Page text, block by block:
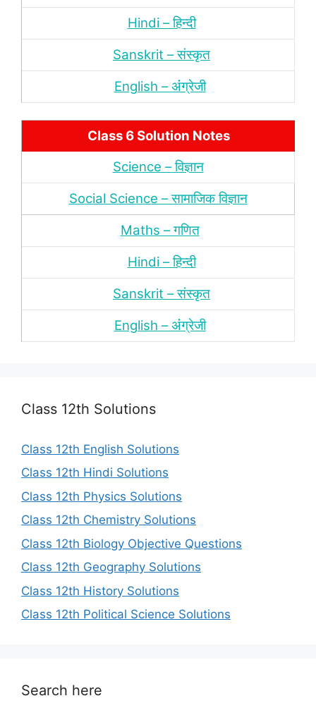
Hindi – हिन्‍दी
Sanskrit – संस्‍कृत
English – अंंग्रेजी
Class 6 Solution Notes
Science – विज्ञान
Social Science – सामाजिक विज्ञान
Maths – गणित
Hindi – हिन्‍दी
Sanskrit – संस्‍कृत
English – अंंग्रेजी
Class 12th Solutions
Class 12th English Solutions
Class 12th Hindi Solutions
Class 12th Physics Solutions
Class 12th Chemistry Solutions
Class 12th Biology Objective Questions
Class 12th Geography Solutions
Class 12th History Solutions
Class 12th Political Science Solutions
Search here